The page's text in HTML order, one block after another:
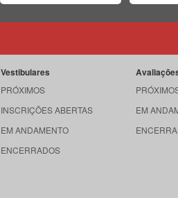
Vestibulares
PRÓXIMOS
INSCRIÇÕES ABERTAS
EM ANDAMENTO
ENCERRADOS
EM